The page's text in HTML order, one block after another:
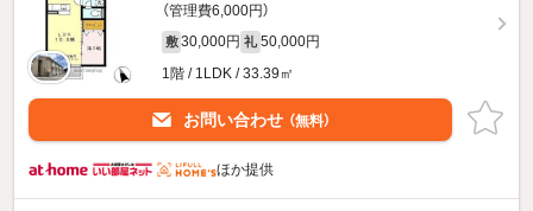
（管理費6,000円）
敷 30,000円 礼 50,000円
1階 / 1LDK / 33.39㎡
お問い合わせ （無料）
ほか提供